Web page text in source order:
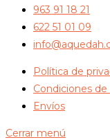
963 91 18 21
622 51 01 09
Política de
Condiciones
Envíos
Cerrar menú